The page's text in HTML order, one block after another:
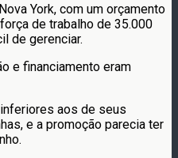
York, com um orçamento
de trabalho de 35.000
de gerenciar.
e financiamento eram
aos de seus
e a promoção parecia ter